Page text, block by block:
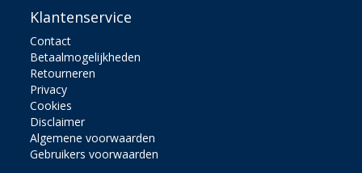
Klantenservice
Contact
Betaalmogelijkheden
Retourneren
Privacy
Cookies
Disclaimer
Algemene voorwaarden
Gebruikers voorwaarden